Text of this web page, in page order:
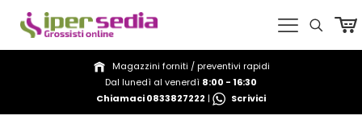
Magazzini forniti / preventivi rapidi
Dal lunedì al venerdì 8:00 - 16:30
Chiamaci 0833827222 | Scrivici